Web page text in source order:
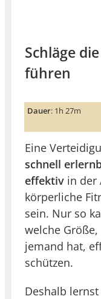
Schläge die
führen
Dauer: 1h 27m
Eine
schnell
effektiv in der
körperliche
sein. Nur so
welche
jemand hat,
schützen.
Deshalb